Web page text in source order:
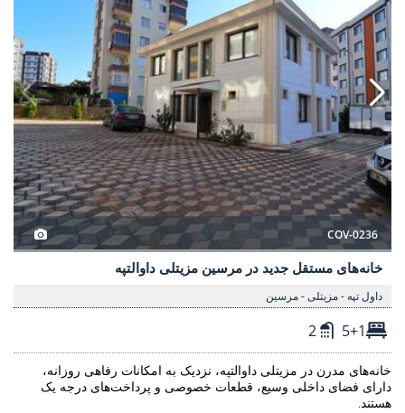
COV-0236
خانه‌های مستقل جدید در مرسین مزیتلی داوالتپه
داول تپه - مزیتلی - مرسین
5+1
2
خانه‌های مدرن در مزیتلی داوالتپه، نزدیک به امکانات رفاهی روزانه،
دارای فضای داخلی وسیع، قطعات خصوصی و پرداخت‌های درجه یک
هستند.